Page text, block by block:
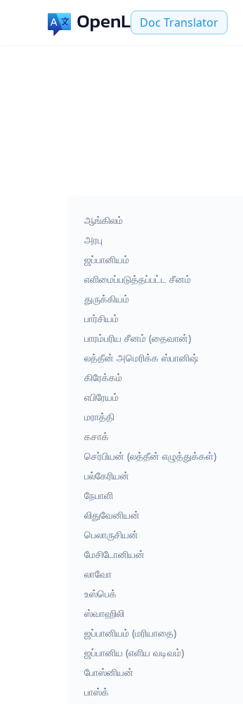
Doc Translator
ஆங்கிலம்
அரபு
ஜப்பானியம்
எளிமைப்படுத்தப்பட்ட சீனம்
துருக்கியம்
பார்சியம்
பாரம்பரிய சீனம் (தைவான்)
லத்தீன் அமெரிக்க ஸ்பானிஷ்
கிரேக்கம்
எபிரேயம்
மராத்தி
கசாக்
செர்பியன் (லத்தீன் எழுத்துக்கள்)
பல்கேரியன்
நேபாளி
லிதுவேனியன்
பெலாருசியன்
மேசிடோனியன்
லாவோ
உஸ்பெக்
ஸ்வாஹிலி
ஜப்பானியம் (மரியாதை)
ஜப்பானிய (எளிய வடிவம்)
போஸ்னியன்
பாஸ்க்